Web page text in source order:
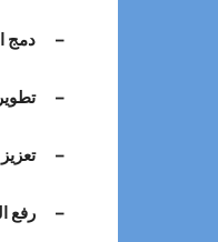
– دمج
– تطوير
– تعزيز
– رفع